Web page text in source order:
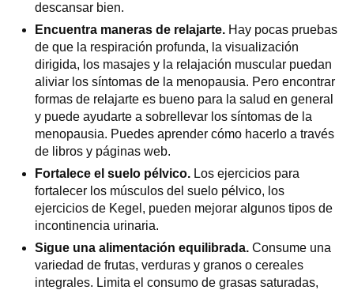
descansar bien.
Encuentra maneras de relajarte. Hay pocas pruebas
de que la respiración profunda, la visualización
dirigida, los masajes y la relajación muscular puedan
aliviar los síntomas de la menopausia. Pero encontrar
formas de relajarte es bueno para la salud en general
y puede ayudarte a sobrellevar los síntomas de la
menopausia. Puedes aprender cómo hacerlo a través
de libros y páginas web.
Fortalece el suelo pélvico. Los ejercicios para
fortalecer los músculos del suelo pélvico, los
ejercicios de Kegel, pueden mejorar algunos tipos de
incontinencia urinaria.
Sigue una alimentación equilibrada. Consume una
variedad de frutas, verduras y granos o cereales
integrales. Limita el consumo de grasas saturadas,